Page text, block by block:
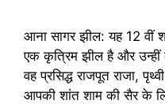
आना सागर झील: यह 12 वीं
एक कृत्रिम झील है और उन्हीं
वह प्रसिद्ध राजपूत राजा,
आपकी शांत शाम की सैर के